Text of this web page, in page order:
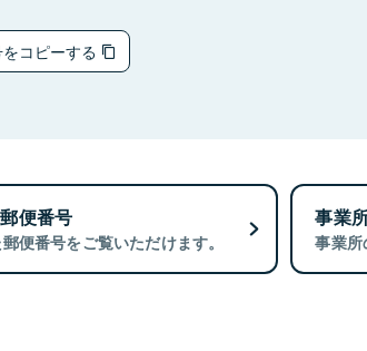
コピーする
便番号
便番号をご覧いただけます。
事業
事業所